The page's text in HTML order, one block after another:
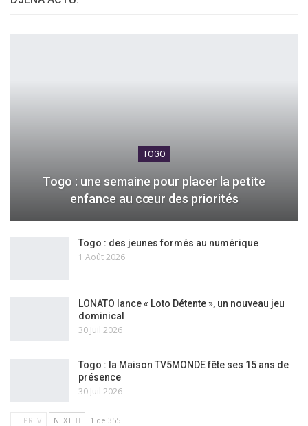
TOGO
Togo : une semaine pour placer la petite
enfance au cœur des priorités
Togo : des jeunes formés au numérique
1 Août 2026
LONATO lance « Loto Détente », un nouveau jeu
dominical
30 Juil 2026
Togo : la Maison TV5MONDE fête ses 15 ans de
présence
30 Juil 2026
PREV NEXT 1 de 355